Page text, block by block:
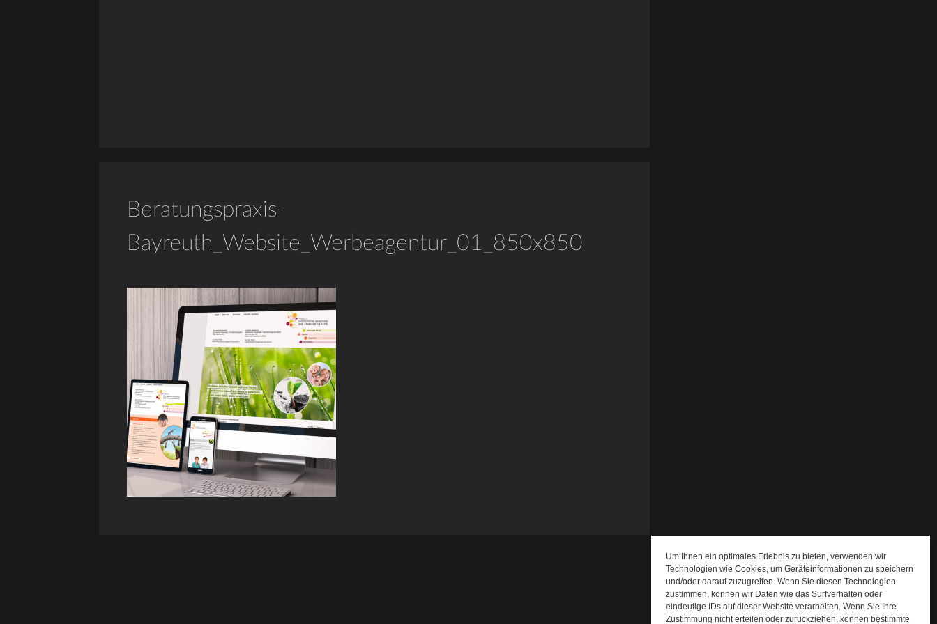
Um Ihnen ein optimales Erlebnis zu bieten, verwenden wir
Technologien wie Cookies, um Geräteinformationen zu speichern
und/oder darauf zuzugreifen. Wenn Sie diesen Technologien
zustimmen, können wir Daten wie das Surfverhalten oder
eindeutige IDs auf dieser Website verarbeiten. Wenn Sie Ihre
Zustimmung nicht erteilen oder zurückziehen, können bestimmte
Beratungspraxis-
Bayreuth_Website_Werbeagentur_01_850x850